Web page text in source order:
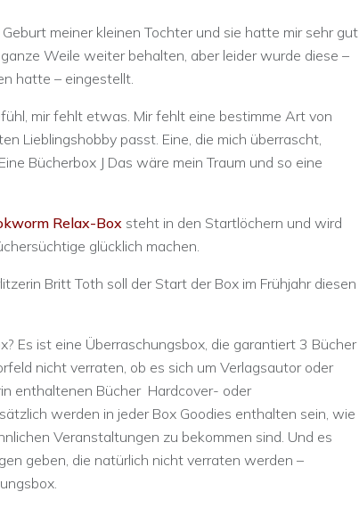
meiner kleinen Tochter und sie hatte mir sehr gut
Weile weiter behalten, aber leider wurde diese –
hatte – eingestellt.
mir fehlt etwas. Mir fehlt eine bestimme Art von
Lieblingshobby passt. Eine, die mich überrascht,
Bücherbox J Das wäre mein Traum und so eine
Relax-Box steht in den Startlöchern und wird
glücklich machen.
Britt Toth soll der Start der Box im Frühjahr diesen
Es ist eine Überraschungsbox, die garantiert 3 Bücher
nicht verraten, ob es sich um Verlagsautor oder
enthaltenen Bücher Hardcover- oder
werden in jeder Box Goodies enthalten sein, wie
Veranstaltungen zu bekommen sind. Und es
geben, die natürlich nicht verraten werden –